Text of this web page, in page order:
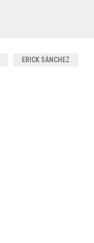
ERICK SÁNCHEZ